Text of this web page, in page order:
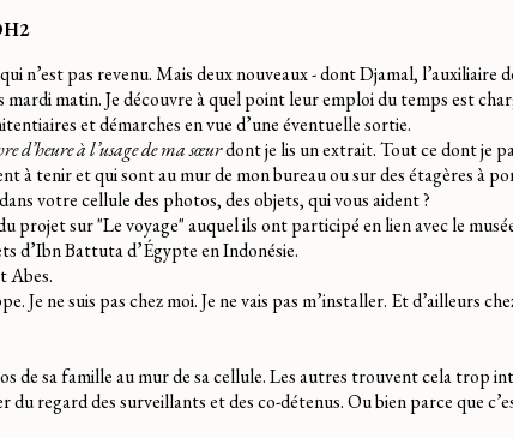
n’est pas revenu. Mais deux nouveaux - dont Djamal, l’auxiliaire
mardi matin. Je découvre à quel point leur emploi du temps est
et démarches en vue d’une éventuelle sortie.
d’heure à l’usage de ma sœurdont je lis un extrait. Tout ce dont je
à tenir et qui sont au mur de mon bureau ou sur des étagères à
votre cellule des photos, des objets, qui vous aident ?
projet sur "Le voyage" auquel ils ont participé en lien avec le
d’Ibn Battuta d’Égypte en Indonésie.
Abes.
Je ne suis pas chez moi. Je ne vais pas m’installer. Et d’ailleurs
de sa famille au mur de sa cellule. Les autres trouvent cela trop
du regard des surveillants et des co-détenus. Ou bien parce que